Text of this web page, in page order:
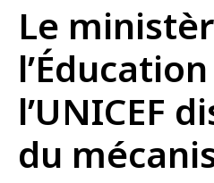
Le
l’UNICEF
du